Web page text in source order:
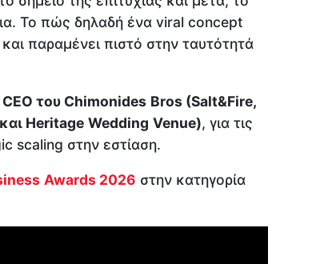
Το πώς δηλαδή ένα viral concept
παραμένει πιστό στην ταυτότητά
CEO του Chimonides Bros (Salt&Fire,
και Heritage Wedding Venue), για τις
scaling στην εστίαση.
Awards 2026 στην κατηγορία